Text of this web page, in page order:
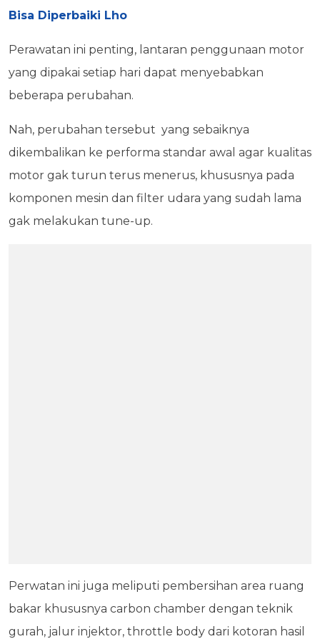
Bisa Diperbaiki Lho
Perawatan ini penting, lantaran penggunaan motor
yang dipakai setiap hari dapat menyebabkan
beberapa perubahan.
Nah, perubahan tersebut yang sebaiknya
dikembalikan ke performa standar awal agar kualitas
motor gak turun terus menerus, khususnya pada
komponen mesin dan filter udara yang sudah lama
gak melakukan tune-up.
Perwatan ini juga meliputi pembersihan area ruang
bakar khususnya carbon chamber dengan teknik
gurah, jalur injektor, throttle body dari kotoran hasil